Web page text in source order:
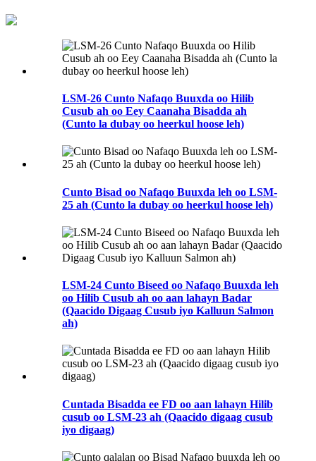
LSM-26 Cunto Nafaqo Buuxda oo Hilib
Cusub ah oo Eey Caanaha Bisadda ah
(Cunto la dubay oo heerkul hoose leh)
Cunto Bisad oo Nafaqo Buuxda leh oo LSM-
25 ah (Cunto la dubay oo heerkul hoose leh)
LSM-24 Cunto Biseed oo Nafaqo Buuxda leh
oo Hilib Cusub ah oo aan lahayn Badar
(Qaacido Digaag Cusub iyo Kalluun Salmon
ah)
Cuntada Bisadda ee FD oo aan lahayn Hilib
cusub oo LSM-23 ah (Qaacido digaag cusub
iyo digaag)